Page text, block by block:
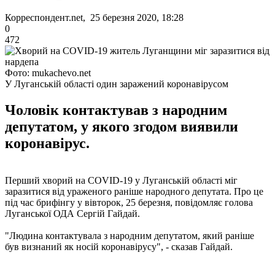
Корреспондент.net, 25 березня 2020, 18:28
0
472
Фото: mukachevo.net
У Луганській області один заражений коронавірусом
Чоловік контактував з народним
депутатом, у якого згодом виявили
коронавірус.
Перший хворий на COVID-19 у Луганській області міг
заразитися від ураженого раніше народного депутата. Про це
під час брифінгу у вівторок, 25 березня, повідомляє голова
Луганської ОДА Сергій Гайдай.
"Людина контактувала з народним депутатом, який раніше
був визнаний як носій коронавірусу", - сказав Гайдай.